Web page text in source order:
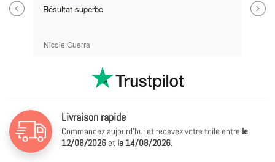
PreviousRésultat superbe
Nicole Guerra
Next
Livraison rapide
Commandez aujourd'hui et recevez votre toile entre le
12/08/2026 et le 14/08/2026.